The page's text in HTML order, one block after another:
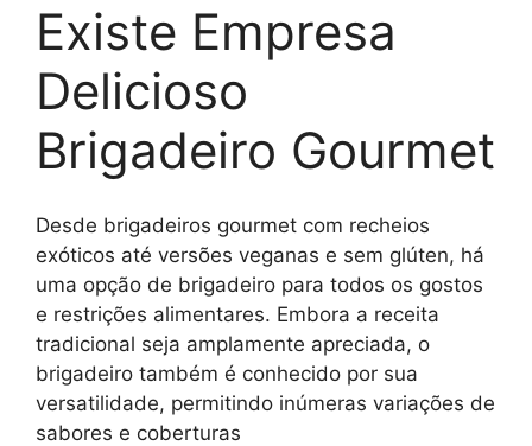
Existe Empresa
Delicioso
Brigadeiro Gourmet
Desde brigadeiros gourmet com recheios
exóticos até versões veganas e sem glúten, há
uma opção de brigadeiro para todos os gostos
e restrições alimentares. Embora a receita
tradicional seja amplamente apreciada, o
brigadeiro também é conhecido por sua
versatilidade, permitindo inúmeras variações de
sabores e coberturas